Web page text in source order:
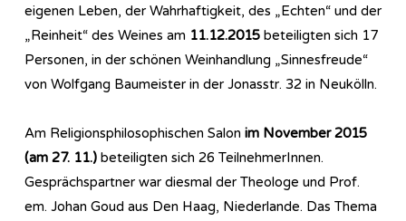
eigenen Leben, der Wahrhaftigkeit, des „Echten“ und der
„Reinheit“ des Weines am 11.12.2015 beteiligten sich 17
Personen, in der schönen Weinhandlung „Sinnesfreude“
von Wolfgang Baumeister in der Jonasstr. 32 in Neukölln.
Am Re­li­gi­ons­phi­lo­so­phi­sch­en Salon im November 2015
(am 27. 11.) beteiligten sich 26 TeilnehmerInnen.
Gesprächspartner war diesmal der Theologe und Prof.
em. Johan Goud aus Den Haag, Niederlande. Das Thema